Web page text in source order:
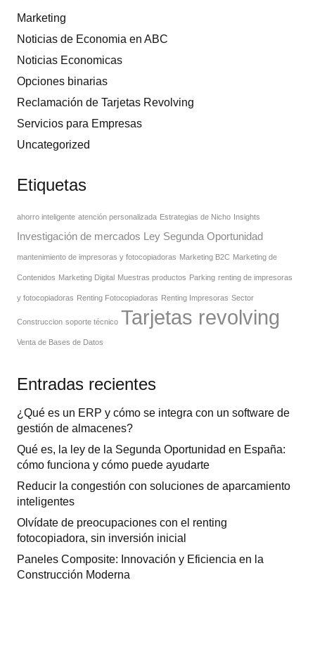
Marketing
Noticias de Economia en ABC
Noticias Economicas
Opciones binarias
Reclamación de Tarjetas Revolving
Servicios para Empresas
Uncategorized
Etiquetas
ahorro inteligente atención personalizada Estrategias de Nicho Insights
Investigación de mercados Ley Segunda Oportunidad
mantenimiento de impresoras y fotocopiadoras Marketing B2C Marketing de
Contenidos Marketing Digital Muestras productos Parking renting de impresoras
y fotocopiadoras Renting Fotocopiadoras Renting Impresoras Sector
Construccion soporte técnico Tarjetas revolving
Venta de Bases de Datos
Entradas recientes
¿Qué es un ERP y cómo se integra con un software de
gestión de almacenes?
Qué es, la ley de la Segunda Oportunidad en España:
cómo funciona y cómo puede ayudarte
Reducir la congestión con soluciones de aparcamiento
inteligentes
Olvídate de preocupaciones con el renting
fotocopiadora, sin inversión inicial
Paneles Composite: Innovación y Eficiencia en la
Construcción Moderna